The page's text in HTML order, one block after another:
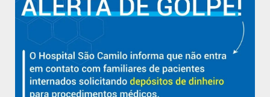
Hospital São Camilo – há mais de 50 anos cuidando da saúde
com qualidade, acolhimento e compromisso com a vida em
Aracruz e região.